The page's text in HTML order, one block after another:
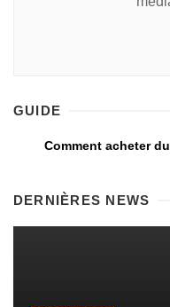
GUIDE
Comment acheter
DERNIÈRES NEWS